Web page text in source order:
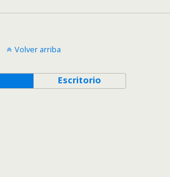
Volver arriba
Escritorio